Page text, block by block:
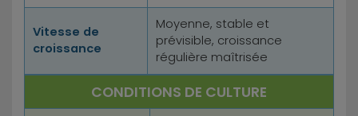
Vitesse de
croissance
Moyenne, stable et
prévisible, croissance
régulière maîtrisée
CONDITIONS DE CULTURE